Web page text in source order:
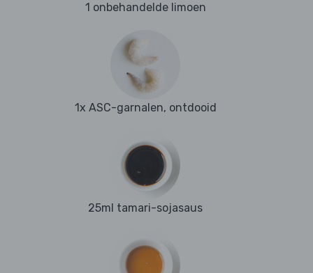
1 onbehandelde limoen
1x ASC-garnalen, ontdooid
25ml tamari-sojasaus